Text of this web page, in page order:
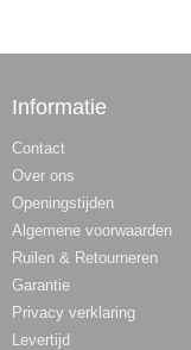
Informatie
Contact
Over ons
Openingstijden
Algemene voorwaarden
Ruilen & Retourneren
Garantie
Privacy verklaring
Levertijd